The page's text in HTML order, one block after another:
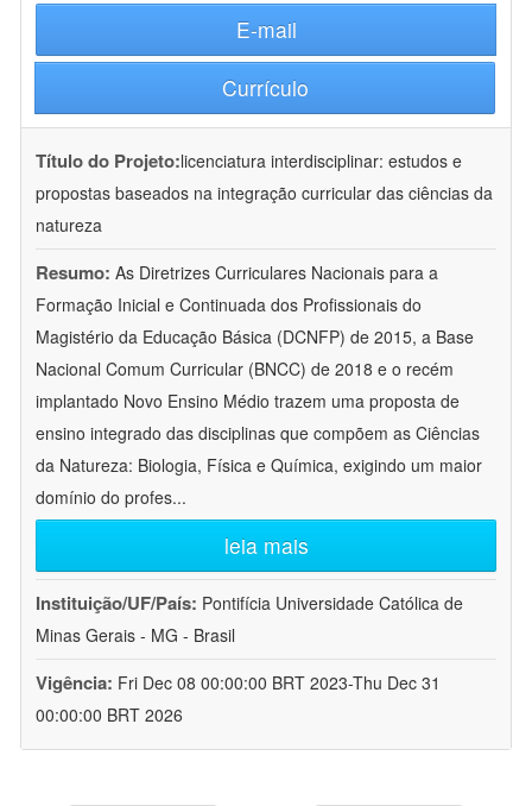
E-mail
Currículo
Título do Projeto:licenciatura interdisciplinar: estudos e
propostas baseados na integração curricular das ciências da
natureza
Resumo: As Diretrizes Curriculares Nacionais para a
Formação Inicial e Continuada dos Profissionais do
Magistério da Educação Básica (DCNFP) de 2015, a Base
Nacional Comum Curricular (BNCC) de 2018 e o recém
implantado Novo Ensino Médio trazem uma proposta de
ensino integrado das disciplinas que compõem as Ciências
da Natureza: Biologia, Física e Química, exigindo um maior
domínio do profes...
leia mais
Instituição/UF/País: Pontifícia Universidade Católica de
Minas Gerais - MG - Brasil
Vigência: Fri Dec 08 00:00:00 BRT 2023-Thu Dec 31
00:00:00 BRT 2026